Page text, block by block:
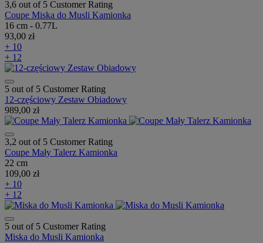
3,6 out of 5 Customer Rating
Coupe Miska do Musli Kamionka
16 cm - 0.77L
93,00 zł
+ 10
+ 12
5 out of 5 Customer Rating
12-częściowy Zestaw Obiadowy
989,00 zł
3,2 out of 5 Customer Rating
Coupe Mały Talerz Kamionka
22 cm
109,00 zł
+ 10
+ 12
5 out of 5 Customer Rating
Miska do Musli Kamionka